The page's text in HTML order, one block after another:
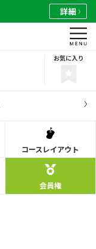
詳細
お気に入り
コースレイアウト
会員権